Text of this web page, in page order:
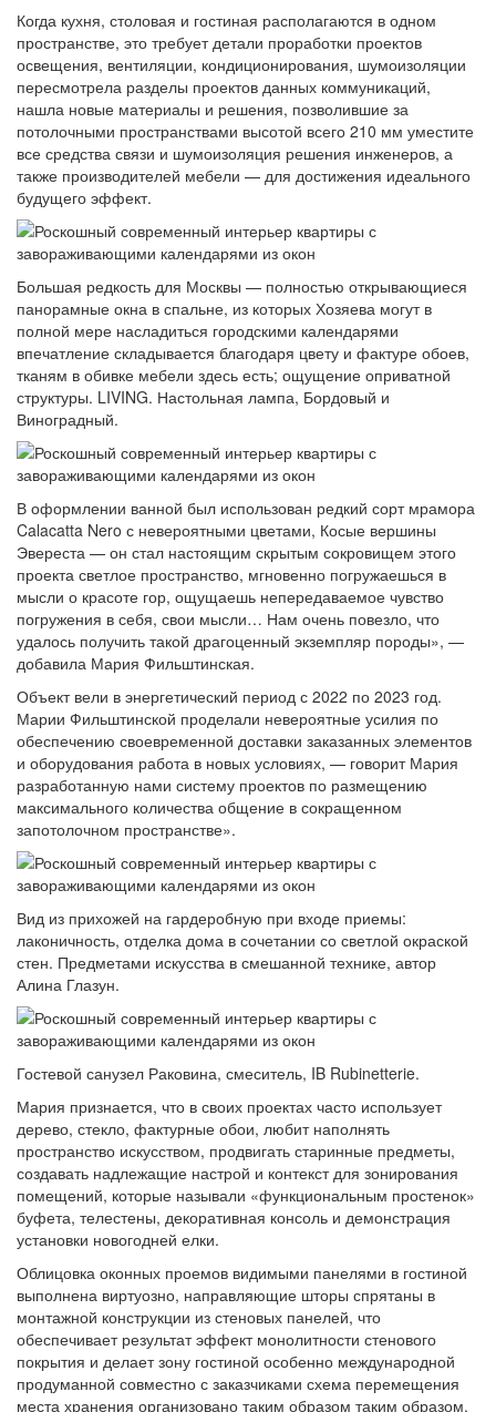
Когда кухня, столовая и гостиная располагаются в одном
пространстве, это требует детали проработки проектов
освещения, вентиляции, кондиционирования, шумоизоляции
пересмотрела разделы проектов данных коммуникаций,
нашла новые материалы и решения, позволившие за
потолочными пространствами высотой всего 210 мм уместите
все средства связи и шумоизоляция решения инженеров, а
также производителей мебели — для достижения идеального
будущего эффект.
Большая редкость для Москвы — полностью открывающиеся
панорамные окна в спальне, из которых Хозяева могут в
полной мере насладиться городскими календарями
впечатление складывается благодаря цвету и фактуре обоев,
тканям в обивке мебели здесь есть; ощущение оприватной
структуры. LIVING. Настольная лампа, Бордовый и
Виноградный.
В оформлении ванной был использован редкий сорт мрамора
Calacatta Nero с невероятными цветами, Косые вершины
Эвереста — он стал настоящим скрытым сокровищем этого
проекта светлое пространство, мгновенно погружаешься в
мысли о красоте гор, ощущаешь непередаваемое чувство
погружения в себя, свои мысли… Нам очень повезло, что
удалось получить такой драгоценный экземпляр породы», —
добавила Мария Фильштинская.
Объект вели в энергетический период с 2022 по 2023 год.
Марии Фильштинской проделали невероятные усилия по
обеспечению своевременной доставки заказанных элементов
и оборудования работа в новых условиях, — говорит Мария
разработанную нами систему проектов по размещению
максимального количества общение в сокращенном
запотолочном пространстве».
Вид из прихожей на гардеробную при входе приемы:
лаконичность, отделка дома в сочетании со светлой окраской
стен. Предметами искусства в смешанной технике, автор
Алина Глазун.
Гостевой санузел Раковина, смеситель, IB Rubinetterie.
Мария признается, что в своих проектах часто использует
дерево, стекло, фактурные обои, любит наполнять
пространство искусством, продвигать старинные предметы,
создавать надлежащие настрой и контекст для зонирования
помещений, которые называли «функциональным простенок»
буфета, телестены, декоративная консоль и демонстрация
установки новогодней елки.
Облицовка оконных проемов видимыми панелями в гостиной
выполнена виртуозно, направляющие шторы спрятаны в
монтажной конструкции из стеновых панелей, что
обеспечивает результат эффект монолитности стенового
покрытия и делает зону гостиной особенно международной
продуманной совместно с заказчиками схема перемещения
места хранения организовано таким образом таким образом,